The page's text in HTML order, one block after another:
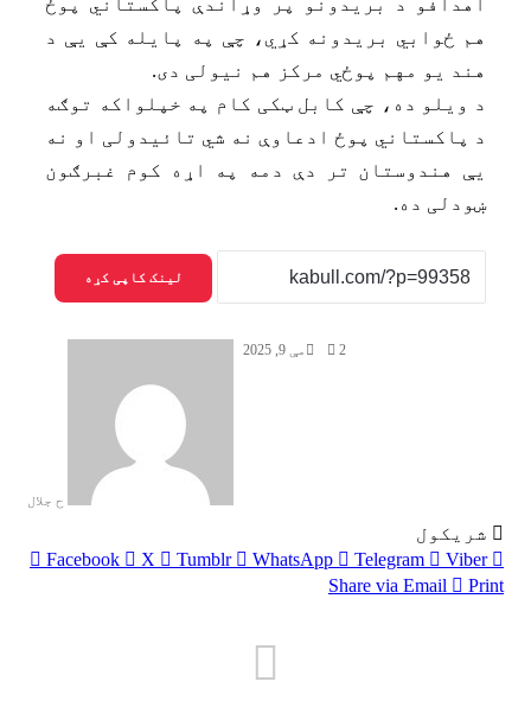
هم ځوابي بریدونه کړي، چې په پایله کې یې د
هند یو مهم پوځي مرکز هم نیولی دی.
د ویلو ده، چې کابل ټکی کام په خپلواکه توګه
د پاکستاني پوځ ادعاوې نه شي تائیدولی او نه
یې هندوستان تر دې دمه په اړه کوم غبرګون
ښودلی ده.
لینک کاپی کړه
ح جلال
مې 9, 2025 2
شریکول
Facebook
X Tumblr WhatsApp Telegram
Viber
Share via Email
Print